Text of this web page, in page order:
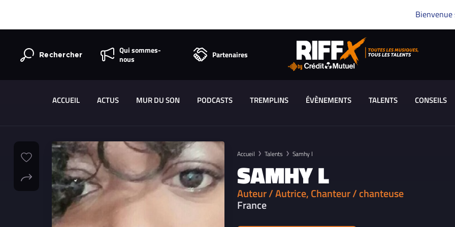
Bienvenue
Rechercher
Qui sommes-
nous
Partenaires
ACCUEIL ACTUS MUR DU SON PODCASTS TREMPLINS ÉVÈNEMENTS TALENTS CONSEILS
Accueil Talents Samhy l
SAMHY L
Auteur / Autrice, Chanteur / chanteuse
France